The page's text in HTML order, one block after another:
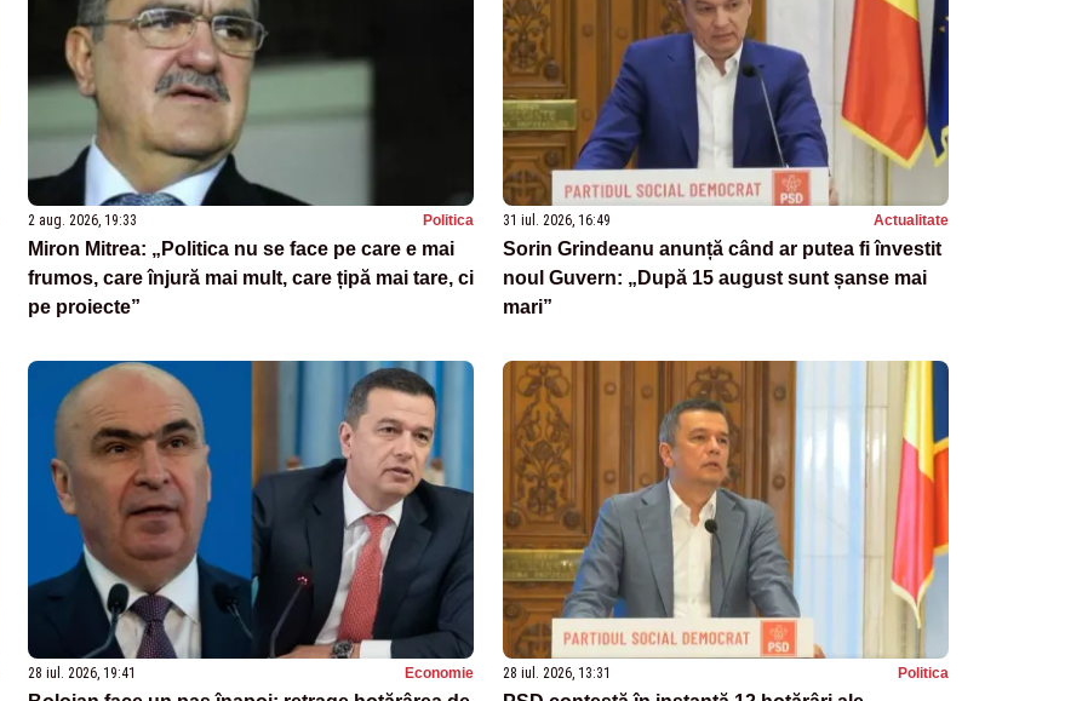
2 aug. 2026, 19:33 Politica
Miron Mitrea: „Politica nu se face pe care e mai
frumos, care înjură mai mult, care țipă mai tare, ci
pe proiecte”
31 iul. 2026, 16:49 Actualitate
Sorin Grindeanu anunță când ar putea fi învestit
noul Guvern: „După 15 august sunt șanse mai
mari”
28 iul. 2026, 19:41 Economie 28 iul. 2026, 13:31 Politica